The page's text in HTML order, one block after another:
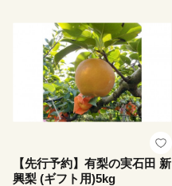
【先行予約】有梨の実石田 新
興梨 (ギフト用)5kg